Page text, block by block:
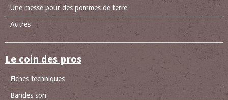
Une messe pour des pommes de terre
Autres
Le coin des pros
Fiches techniques
Bandes son